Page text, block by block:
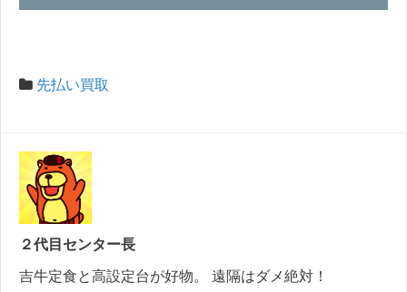
先払い買取
２代目センター長
吉牛定食と高設定台が好物。 遠隔はダメ絶対！